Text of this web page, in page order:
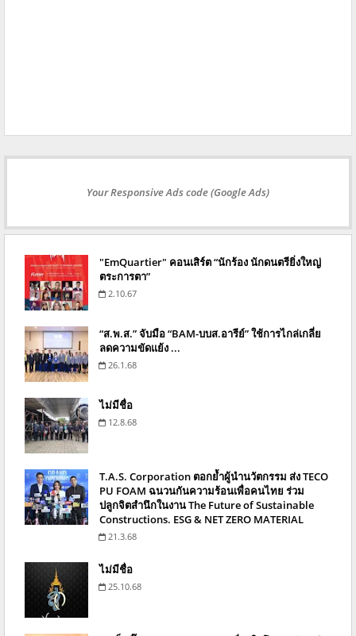
Your Responsive Ads code (Google Ads)
"EmQuartier" คอนเสิร์ต “นักร้อง นักดนตรียิ่งใหญ่
ตระการตา”
2.10.67
“ส.พ.ส.” จับมือ “BAM-บบส.อารีย์” ใช้การไกล่เกลี่ย
ลดความขัดแย้ง ...
26.1.68
ไม่มีชื่อ
12.8.68
T.A.S. Corporation ตอกย้ำผู้นำนวัตกรรม ส่ง TECO
PU FOAM ฉนวนกันความร้อนเพื่อคนไทย ร่วม
ปลูกจิตสำนึกในงาน The Future of Sustainable
Constructions. ESG & NET ZERO MATERIAL
21.3.68
ไม่มีชื่อ
25.10.68